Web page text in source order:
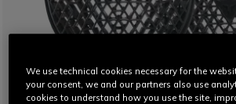
We use technical cookies necessary for the
your consent, we and our partners also use
cookies to understand how you use the site,